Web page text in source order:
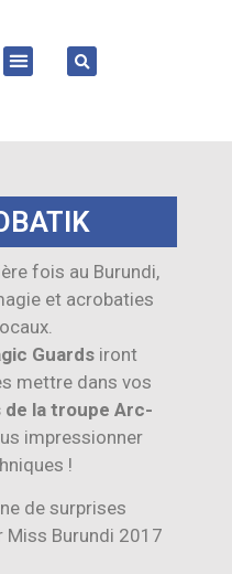
fois au Burundi,
et acrobaties
Guards iront
mettre dans vos
de la troupe Arc-
impressionner
!
de surprises
Miss Burundi 2017